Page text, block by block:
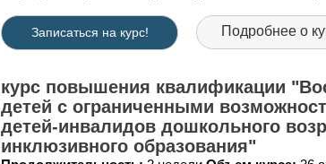
Записаться на курс! Подробнее о
курс повышения квалификации
детей с ограниченными
детей-инвалидов дошкольного
инклюзивного образования"